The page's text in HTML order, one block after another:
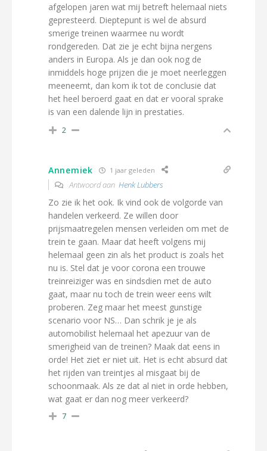
afgelopen jaren wat mij betreft helemaal niets
gepresteerd. Dieptepunt is wel de absurd
smerige treinen waarmee nu wordt
rondgereden. Dat zie je echt bijna nergens
anders in Europa. Als je dan ook nog de
inmiddels hoge prijzen die je moet neerleggen
meeneemt, dan kom ik tot de conclusie dat
het heel beroerd gaat en dat er vooral sprake
is van een dalende lijn in prestaties.
2
Annemiek 1 jaar geleden
Antwoord aan Henk Lubbers
Zo zie ik het ook. Ik vind ook de volgorde van
handelen verkeerd. Ze willen door
prijsmaatregelen mensen verleiden om met de
trein te gaan. Maar dat heeft volgens mij
helemaal geen zin als het product is zoals het
nu is. Stel dat je voor corona een trouwe
treinreiziger was en sindsdien met de auto
gaat, maar nu toch de trein weer eens wilt
proberen. Zeg maar het meest gunstige
scenario voor NS… Dan schrik je je als
automobilist helemaal het apezuur van de
smerigheid van de treinen? Maak dat eens in
orde! Het ziet er niet uit. Het is echt absurd dat
het rijden van treintjes al misgaat bij de
schoonmaak. Als ze dat al niet in orde hebben,
wat gaat er dan nog meer verkeerd?
7